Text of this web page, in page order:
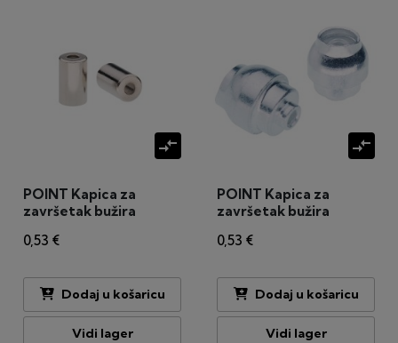
compare_arrows
POINT Kapica za
završetak bužira
0,53 €
Dodaj u košaricu
Vidi lager
compare_arrows
POINT Kapica za
završetak bužira
0,53 €
Dodaj u košaricu
Vidi lager